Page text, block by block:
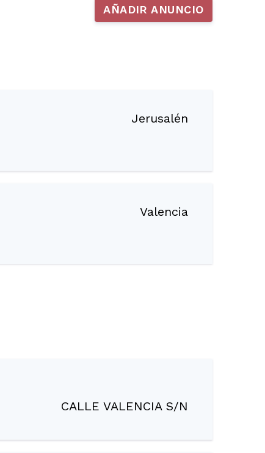
AÑADIR ANUNCIO
Jerusalén
Valencia
CALLE VALENCIA S/N